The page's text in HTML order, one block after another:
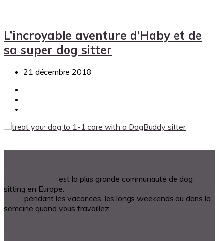
L’incroyable aventure d’Haby et de
sa super dog sitter
21 décembre 2018
est la plus grande communauté de dog
sitting en Europe.
pendant les vacances, les longs weekends ou dans la
semaine quand vous travaillez.